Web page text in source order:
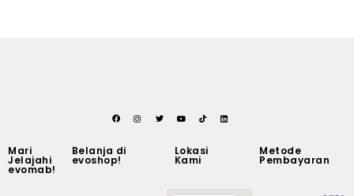
Mari
Jelajahi
evomab!
Belanja di
evoshop!
Lokasi
Kami
Metode
Pembayaran